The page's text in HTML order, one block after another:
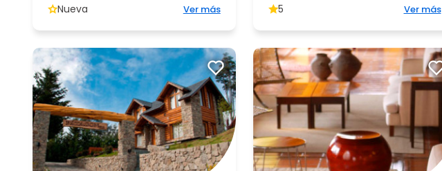
Nueva Ver más 5 Ver más